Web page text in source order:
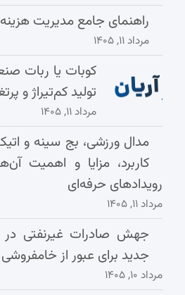
راهنمای جامع مدیریت
مرداد ۱۱, ۱۴۰۵
کوبات یا ربات
تولید کم‌تیراژ و
مرداد ۱۱, ۱۴۰۵
مدال ورزشی، بج سینه و
کاربرد، مزایا و اهمیت
رویدادهای حرفه‌ای
مرداد ۱۱, ۱۴۰۵
جهش صادرات غیرنفتی در
جدید برای عبور از
مرداد ۱۰, ۱۴۰۵